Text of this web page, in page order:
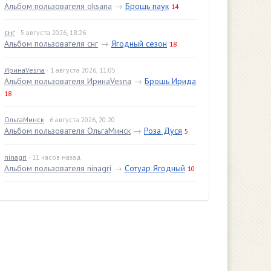
Альбом пользователя oksana → Брошь паук 14
снг · 5 августа 2026, 18:26
Альбом пользователя снг → Ягодный сезон 18
ИринаVesna · 1 августа 2026, 11:05
Альбом пользователя ИринаVesna → Брошь Ирида
18
ОльгаМинск · 6 августа 2026, 20:20
Альбом пользователя ОльгаМинск → Роза Дуся 5
ninagri · 11 часов назад
Альбом пользователя ninagri → Сотуар Ягодный 10